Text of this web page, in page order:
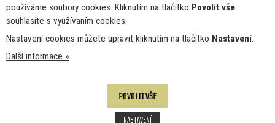
používáme soubory cookies. Kliknutím na tlačítko Povolit vše
souhlasíte s využívaním cookies.
Nastavení cookies můžete upravit kliknutím na tlačítko Nastavení.
Další informace »
POVOLIT VŠE